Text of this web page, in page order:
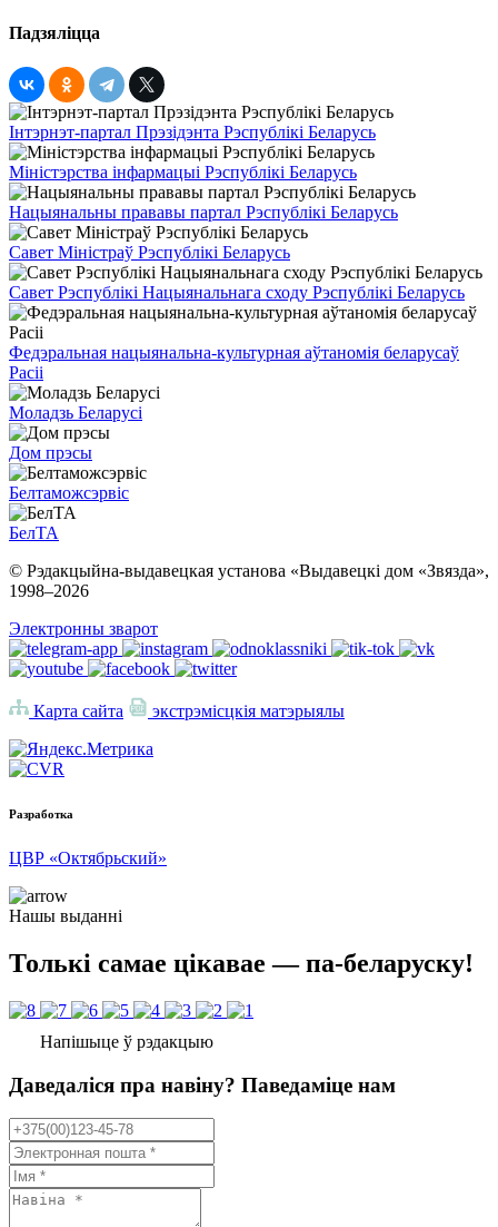
Падзяліцца
Інтэрнэт-партал Прэзідэнта Рэспублікі Беларусь
Міністэрства інфармацыі Рэспублікі Беларусь
Нацыянальны прававы партал Рэспублікі Беларусь
Савет Міністраў Рэспублікі Беларусь
Савет Рэспублікі Нацыянальнага сходу Рэспублікі Беларусь
Федэральная нацыянальна-культурная аўтаномія беларусаў
Расіі
Моладзь Беларусі
Дом прэсы
Белтаможсэрвіс
БелТА
© Рэдакцыйна-выдавецкая установа «Выдавецкі дом «Звязда»,
1998–2026
Электронны зварот
Карта сайта экстрэмісцкія матэрыялы
Разработка
ЦВР «Октябрьский»
Нашы выданні
Толькі самае цікавае — па-беларуску!
Напішыце ў рэдакцыю
Даведаліся пра навіну? Паведаміце нам